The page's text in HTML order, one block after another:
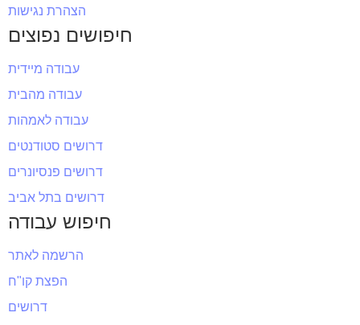
הצהרת נגישות
חיפושים נפוצים
עבודה מיידית
עבודה מהבית
עבודה לאמהות
דרושים סטודנטים
דרושים פנסיונרים
דרושים בתל אביב
חיפוש עבודה
הרשמה לאתר
הפצת קו"ח
דרושים